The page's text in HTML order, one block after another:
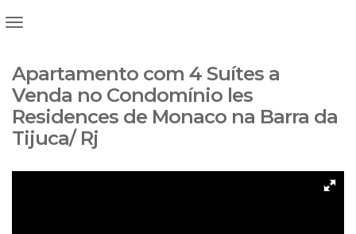
Apartamento com 4 Suítes a
Venda no Condomínio les
Residences de Monaco na Barra da
Tijuca/ Rj